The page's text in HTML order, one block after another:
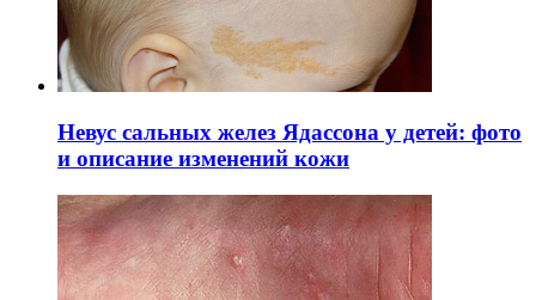
Невус сальных желез Ядассона у детей: фото
и описание изменений кожи